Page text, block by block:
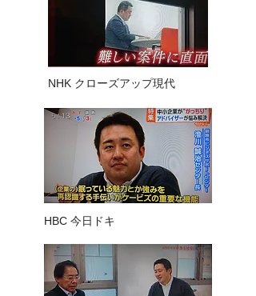
NHK クローズアップ現代
HBC 今日ドキ